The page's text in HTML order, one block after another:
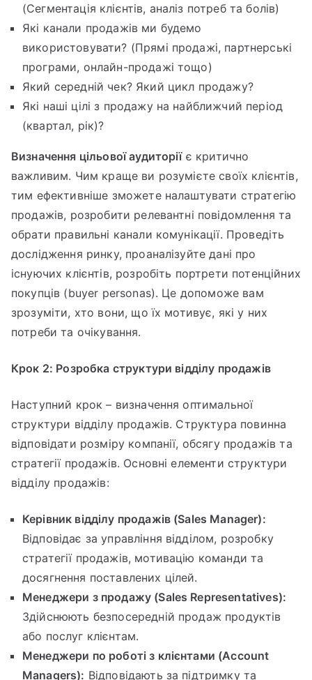
(Сегментація клієнтів, аналіз потреб та болів)
Які канали продажів ми будемо
використовувати? (Прямі продажі, партнерські
програми, онлайн-продажі тощо)
Який середній чек? Який цикл продажу?
Які наші цілі з продажу на найближчий період
(квартал, рік)?
Визначення цільової аудиторіїє критично
важливим. Чим краще ви розумієте своїх клієнтів,
тим ефективніше зможете налаштувати стратегію
продажів, розробити релевантні повідомлення та
обрати правильні канали комунікації. Проведіть
дослідження ринку, проаналізуйте дані про
існуючих клієнтів, розробіть портрети потенційних
покупців (buyer personas). Це допоможе вам
зрозуміти, хто вони, що їх мотивує, які у них
потреби та очікування.
Крок 2: Розробка структури відділу продажів
Наступний крок – визначення оптимальної
структури відділу продажів. Структура повинна
відповідати розміру компанії, обсягу продажів та
стратегії продажів. Основні елементи структури
відділу продажів:
Керівник відділу продажів (Sales Manager):
Відповідає за управління відділом, розробку
стратегії продажів, мотивацію команди та
досягнення поставлених цілей.
Менеджери з продажу (Sales Representatives):
Здійснюють безпосередній продаж продуктів
або послуг клієнтам.
Менеджери по роботі з клієнтами (Account
Managers): Відповідають за підтримку та